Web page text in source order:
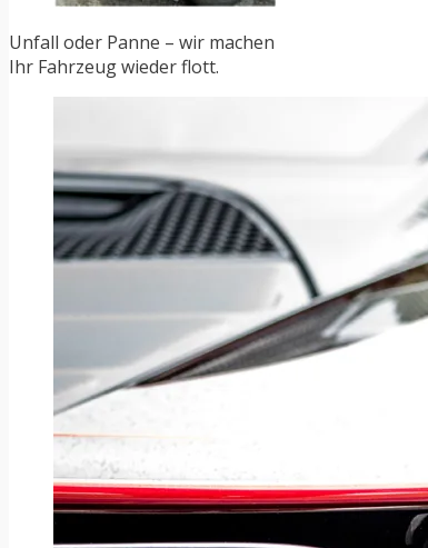
Unfall oder Panne – wir machen
Ihr Fahrzeug wieder flott.